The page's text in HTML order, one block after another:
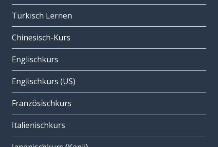
Türkisch Lernen
Chinesisch-Kurs
Englischkurs
Englischkurs (US)
Französischkurs
Italienischkurs